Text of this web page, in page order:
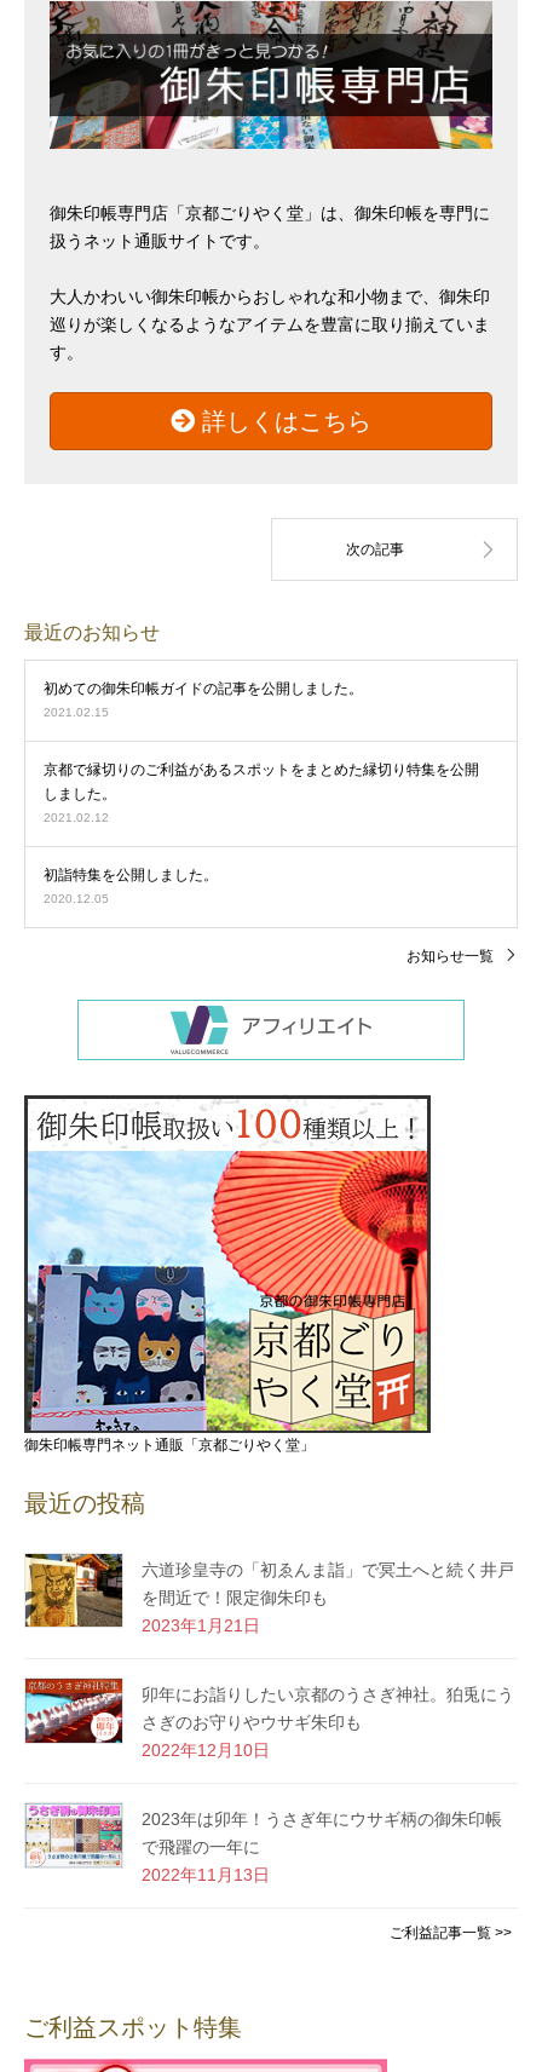
御朱印帳専門店「京都ごりやく堂」は、御朱印帳を専門に
扱うネット通販サイトです。
大人かわいい御朱印帳からおしゃれな和小物まで、御朱印
巡りが楽しくなるようなアイテムを豊富に取り揃えていま
す。
詳しくはこちら
最近のお知らせ
初めての御朱印帳ガイドの記事を公開しました。
2021.02.15
京都で縁切りのご利益があるスポットをまとめた縁切り特集を公開
しました。
2021.02.12
初詣特集を公開しました。
2020.12.05
お知らせ一覧
御朱印帳専門ネット通販「京都ごりやく堂」
最近の投稿
六道珍皇寺の「初ゑんま詣」で冥土へと続く井戸
を間近で！限定御朱印も
2023年1月21日
卯年にお詣りしたい京都のうさぎ神社。狛兎にう
さぎのお守りやウサギ朱印も
2022年12月10日
2023年は卯年！うさぎ年にウサギ柄の御朱印帳
で飛躍の一年に
2022年11月13日
ご利益記事一覧 >>
ご利益スポット特集